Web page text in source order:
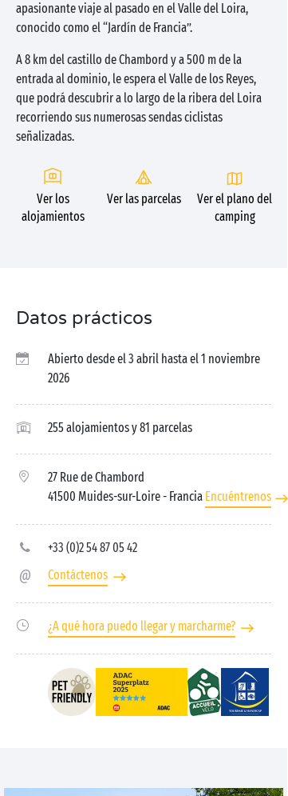
apasionante viaje al pasado en el Valle del Loira,
conocido como el “Jardín de Francia”.
A 8 km del castillo de Chambord y a 500 m de la
entrada al dominio, le espera el Valle de los Reyes,
que podrá descubrir a lo largo de la ribera del Loira
recorriendo sus numerosas sendas ciclistas
señalizadas.
Ver los
alojamientos
Ver las parcelas
Ver el plano del
camping
Datos prácticos
Abierto desde el 3 abril hasta el 1 noviembre
2026
255 alojamientos y 81 parcelas
27 Rue de Chambord
41500 Muides-sur-Loire- Francia Encuéntrenos
+33 (0)2 54 87 05 42
Contáctenos
¿A qué hora puedo llegar y marcharme?